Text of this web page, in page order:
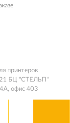
принтеров
БЦ "СТЕЛЬП"
офис 403